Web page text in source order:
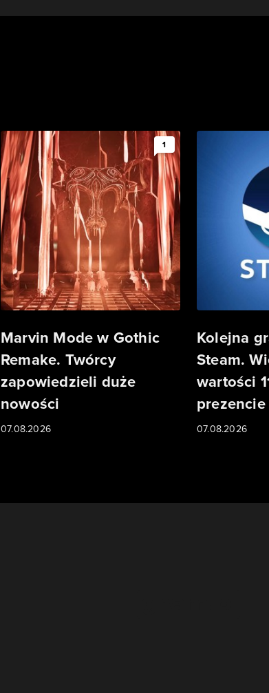
1
Marvin Mode w Gothic
Remake. Twórcy
zapowiedzieli duże
nowości
07.08.2026
Kolejna
Steam.
wartości
prezencie
07.08.2026